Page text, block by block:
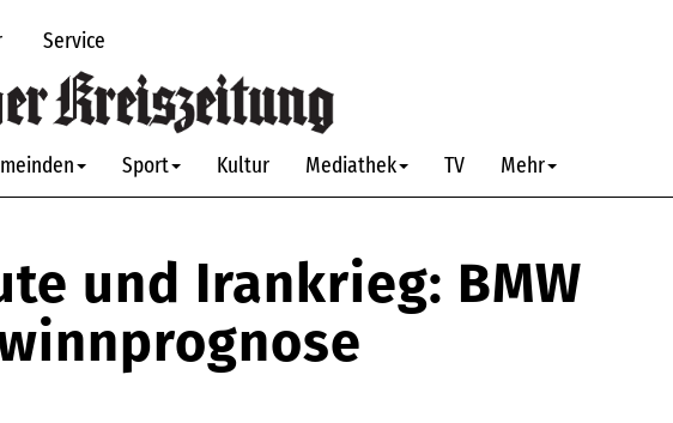
Service
Sport Kultur Mediathek TV Mehr
und Irankrieg: BMW